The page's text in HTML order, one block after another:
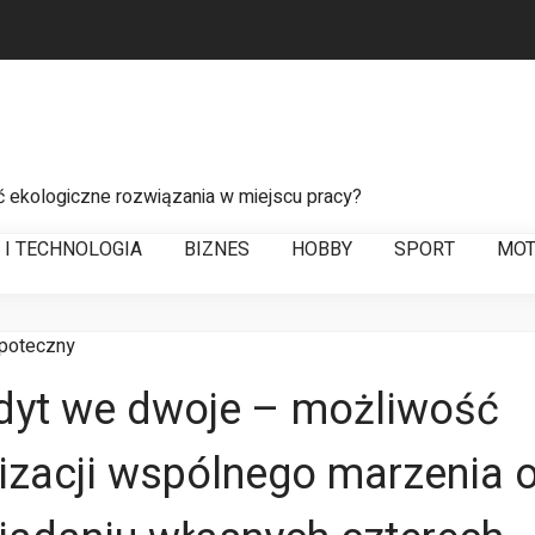
rozwiązania w miejscu pracy?
usterek w liniach energetycznych
TECHNOLOGIA BIZNES HOBBY SPORT
we dwoje – możliwość
wspólnego marzenia